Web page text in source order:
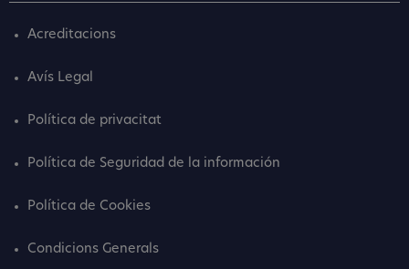
Acreditacions
Avís Legal
Política de privacitat
Política de Seguridad de la información
Política de Cookies
Condicions Generals